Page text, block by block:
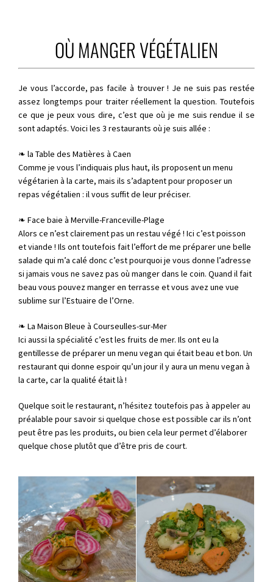
OÙ MANGER VÉGÉTALIEN
Je vous l’accorde, pas facile à trouver ! Je ne suis pas restée
assez longtemps pour traiter réellement la question. Toutefois
ce que je peux vous dire, c’est que où je me suis rendue il se
sont adaptés. Voici les 3 restaurants où je suis allée :
❧ la Table des Matières à Caen
Comme je vous l’indiquais plus haut, ils proposent un menu
végétarien à la carte, mais ils s’adaptent pour proposer un
repas végétalien : il vous suffit de leur préciser.
❧ Face baie à Merville-Franceville-Plage
Alors ce n’est clairement pas un restau végé ! Ici c’est poisson
et viande ! Ils ont toutefois fait l’effort de me préparer une belle
salade qui m’a calé donc c’est pourquoi je vous donne l’adresse
si jamais vous ne savez pas où manger dans le coin. Quand il fait
beau vous pouvez manger en terrasse et vous avez une vue
sublime sur l’Estuaire de l’Orne.
❧ La Maison Bleue à Courseulles-sur-Mer
Ici aussi la spécialité c’est les fruits de mer. Ils ont eu la
gentillesse de préparer un menu vegan qui était beau et bon. Un
restaurant qui donne espoir qu’un jour il y aura un menu vegan à
la carte, car la qualité était là !
Quelque soit le restaurant, n’hésitez toutefois pas à appeler au
préalable pour savoir si quelque chose est possible car ils n’ont
peut être pas les produits, ou bien cela leur permet d’élaborer
quelque chose plutôt que d’être pris de court.